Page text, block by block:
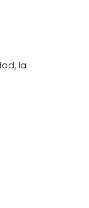
la